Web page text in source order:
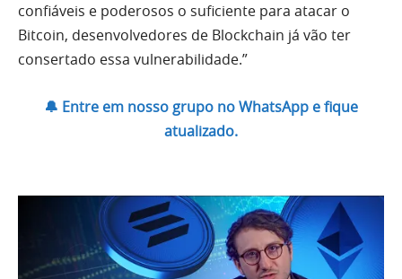
confiáveis e poderosos o suficiente para atacar o
Bitcoin, desenvolvedores de Blockchain já vão ter
consertado essa vulnerabilidade.”
🔔 Entre em nosso grupo no WhatsApp e fique
atualizado.